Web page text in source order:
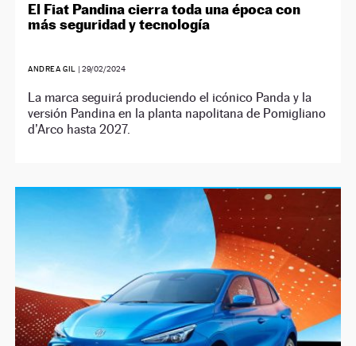
El Fiat Pandina cierra toda una época con
más seguridad y tecnología
ANDREA GIL | 29/02/2024
La marca seguirá produciendo el icónico Panda y la
versión Pandina en la planta napolitana de Pomigliano
d’Arco hasta 2027.